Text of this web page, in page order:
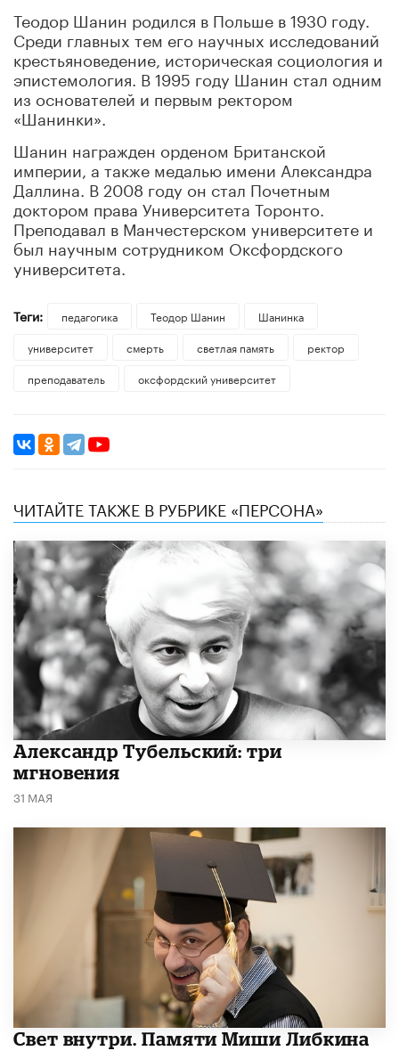
Теодор Шанин родился в Польше в 1930 году.
Среди главных тем его научных исследований
крестьяноведение, историческая социология и
эпистемология. В 1995 году Шанин стал одним
из основателей и первым ректором
«Шанинки».
Шанин награжден орденом Британской
империи, а также медалью имени Александра
Даллина. В 2008 году он стал Почетным
доктором права Университета Торонто.
Преподавал в Манчестерском университете и
был научным сотрудником Оксфордского
университета.
Теги: педагогика Теодор Шанин
Шанинка
университет
смерть светлая память
ректор
преподаватель
оксфордский университет
ЧИТАЙТЕ ТАКЖЕ В РУБРИКЕ «ПЕРСОНА»
Александр Тубельский: три
мгновения
31 МАЯ
​Свет внутри. Памяти Миши Либкина